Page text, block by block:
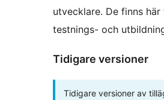
utvecklare. De finns här
testnings- och
Tidigare versioner
Tidigare versioner av